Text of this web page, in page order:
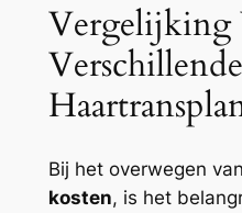
Vergelijking
Verschillende
Bij het overwegen van
kosten, is het